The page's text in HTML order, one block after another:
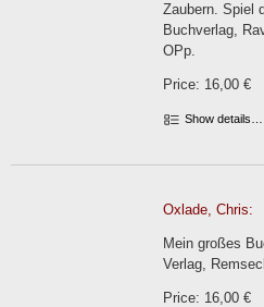
Zaubern. Spiel
Buchverlag,
OPp.
Price: 16,00 €
Show details…
Oxlade, Chris:
Mein großes
Verlag,
Price: 16,00 €